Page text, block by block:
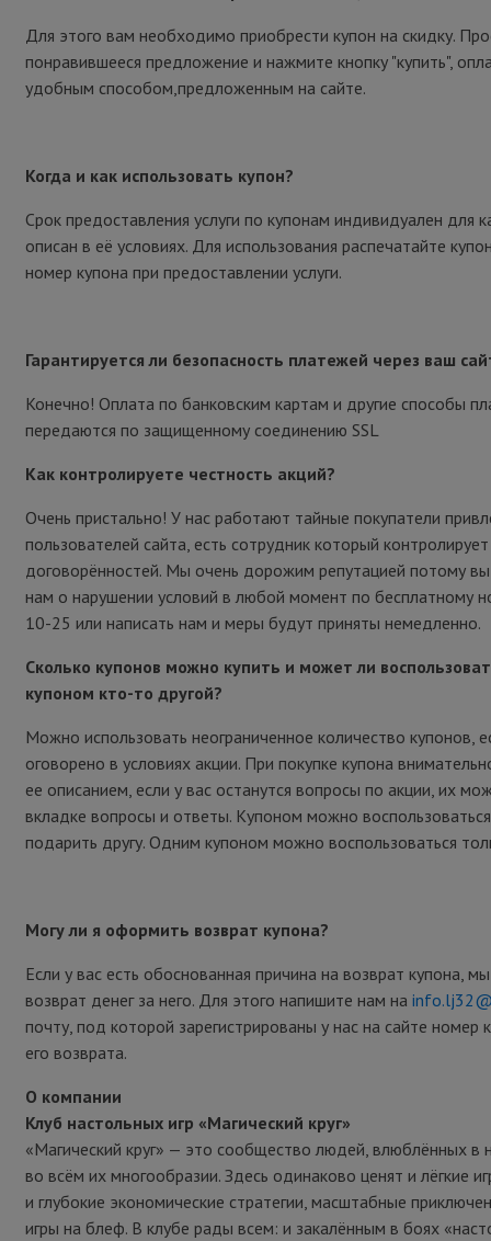
Для этого вам необходимо приобрести купон на скидку.
понравившееся предложение и нажмите кнопку "купить",
удобным способом,предложенным на сайте.
Когда и как использовать купон?
Срок предоставления услуги по купонам индивидуален для
описан в её условиях. Для использования распечатайте
номер купона при предоставлении услуги.
Гарантируется ли безопасность платежей через ваш
Конечно! Оплата по банковским картам и другие способы
передаются по защищенному соединению SSL
Как контролируете честность акций?
Очень пристально! У нас работают тайные покупатели
пользователей сайта, есть сотрудник который
договорённостей. Мы очень дорожим репутацией потому
нам о нарушении условий в любой момент по бесплатному
10-25 или написать нам и меры будут приняты немедленно.
Сколько купонов можно купить и может ли
купоном кто-то другой?
Можно использовать неограниченное количество купонов,
оговорено в условиях акции. При покупке купона
ее описанием, если у вас останутся вопросы по акции, их
вкладке вопросы и ответы. Купоном можно
подарить другу. Одним купоном можно воспользоваться
Могу ли я оформить возврат купона?
Если у вас есть обоснованная причина на возврат купона,
возврат денег за него. Для этого напишите нам на
почту, под которой зарегистрированы у нас на сайте номер
его возврата.
О компании
Клуб настольных игр «Магический круг»
«Магический круг» — это сообщество людей, влюблённых в
во всём их многообразии. Здесь одинаково ценят и лёгкие
и глубокие экономические стратегии, масштабные
игры на блеф. В клубе рады всем: и закалённым в боях